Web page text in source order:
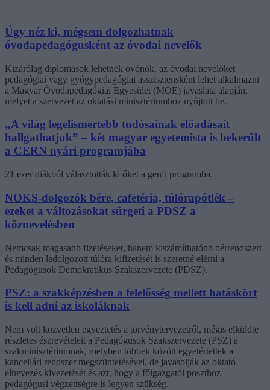
Úgy néz ki, mégsem dolgozhatnak
óvodapedagógusként az óvodai nevelők
Kizárólag diplomások lehetnek óvónők, az óvodai nevelőket
pedagógiai vagy gyógypedagógiai asszisztensként lehet alkalmazni
a Magyar Óvodapedagógiai Egyesület (MOE) javaslata alapján,
melyet a szervezet az oktatási minisztériumhoz nyújtott be.
„A világ legelismertebb tudósainak előadásait
hallgathatjuk” – két magyar egyetemista is bekerült
a CERN nyári programjába
21 ezer diákból választották ki őket a genfi programba.
NOKS-dolgozók bére, cafetéria, túlórapótlék –
ezeket a változásokat sürgeti a PDSZ a
köznevelésben
Nemcsak magasabb fizetéseket, hanem kiszámíthatóbb bérrendszert
és minden ledolgozott túlóra kifizetését is szeretné elérni a
Pedagógusok Demokratikus Szakszervezete (PDSZ).
PSZ: a szakképzésben a felelősség mellett hatáskört
is kell adni az iskoláknak
Nem volt közvetlen egyeztetés a törvénytervezetről, mégis elküldte
részletes észrevételeit a Pedagógusok Szakszervezete (PSZ) a
szakminisztériumnak, melyben többek között egyetértettek a
kancellári rendszer megszüntetésével, de javasolják az oktató
elnevezés kivezetését és azt, hogy a főigazgatói poszthoz
pedagógusi végzettségre is legyen szükség.